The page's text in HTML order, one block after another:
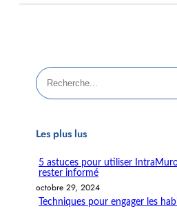
R
e
e
c
h
e
Les plus lus
5 astuces pour utiliser
rester informé
octobre 29, 2024
Techniques pour engager les